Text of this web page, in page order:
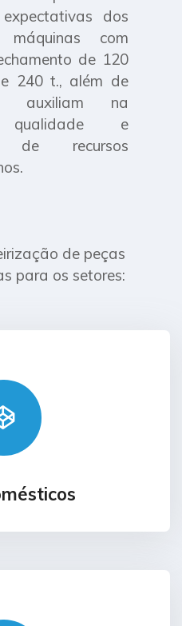
dos
máquinas com
de 120
240 t., além de
auxiliam na
qualidade e
de recursos
de peças
para os setores: